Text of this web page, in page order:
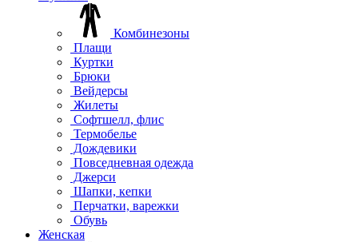
Комбинезоны
Плащи
Куртки
Брюки
Вейдерсы
Жилеты
Софтшелл, флис
Термобелье
Дождевики
Повседневная одежда
Джерси
Шапки, кепки
Перчатки, варежки
Обувь
Женская